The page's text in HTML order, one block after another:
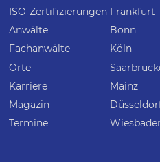
ISO-Zertifizierungen
Anwälte
Fachanwälte
Orte
Karriere
Magazin
Termine
Frankfurt
Bonn
Köln
Mainz